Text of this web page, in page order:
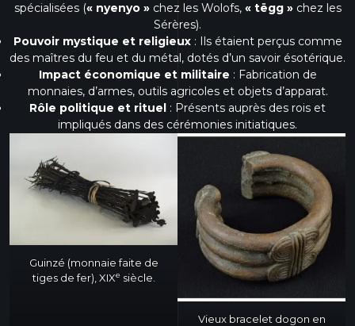
spécialisées (« nyenyo »chez les Wolofs, « tëgg »chez les
Sérères).
Pouvoir mystique et religieux: Ils étaient perçus comme
des maîtres du feu et du métal, dotés d’un savoir ésotérique.
Impact économique et militaire : Fabrication de
monnaies, d’armes, outils agricoles et objets d’apparat.
Rôle politique et rituel : Présents auprès des rois et
impliqués dans des cérémonies initiatiques.
Guinzé (monnaie faite de
tiges de fer), XIXe siècle.
Vieux bracelet dogon en